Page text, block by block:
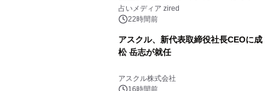
ングを発表
占いメディア zired
22時間前
アスクル、新代表取締役社長CEOに成
松 岳志が就任
アスクル株式会社
16時間前